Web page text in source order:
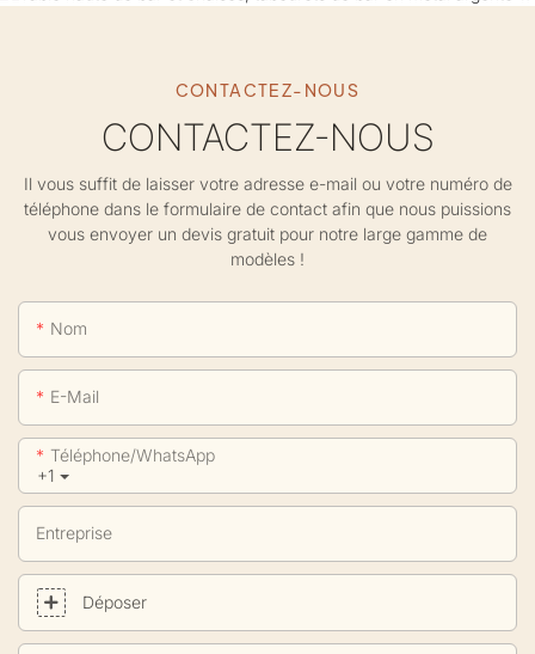
CONTACTEZ-NOUS
CONTACTEZ-NOUS
Il vous suffit de laisser votre adresse e-mail ou votre numéro de
téléphone dans le formulaire de contact afin que nous puissions
vous envoyer un devis gratuit pour notre large gamme de
modèles !
Nom
E-Mail
+1
Téléphone/WhatsApp
Entreprise
Déposer